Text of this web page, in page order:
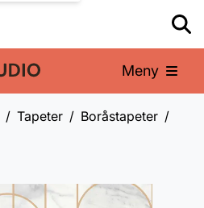
Meny
Tapeter
Boråstapeter